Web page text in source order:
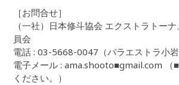
［お問合せ］
（一社）日本修斗協会 エクストラトー
員会
電話 : 03-5668-0047（パラエストラ小岩
電子メール : ama.shooto■gmail.com （
ください。）